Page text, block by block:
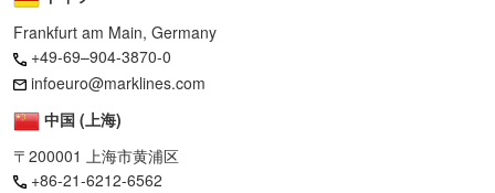
Frankfurt am Main, Germany
+49-69–904-3870-0
infoeuro@marklines.com
中国 (上海)
〒200001 上海市黄浦区
+86-21-6212-6562